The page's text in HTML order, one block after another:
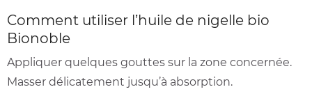
Comment utiliser l’huile de nigelle bio
Bionoble
Appliquer quelques gouttes sur la zone concernée.
Masser délicatement jusqu’à absorption.